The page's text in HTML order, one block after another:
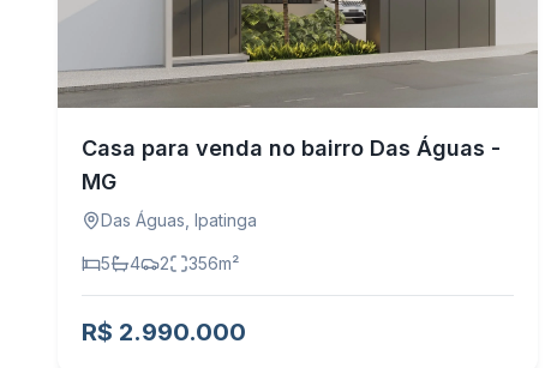
Casa para venda no bairro Das Águas -
MG
Das Águas Ipatinga
5 4 2 356m²
R$ 2.990.000